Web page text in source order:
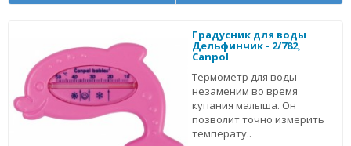
Градусник для воды
Дельфинчик - 2/782,
Canpol
Термометр для воды
незаменим во время
купания малыша. Он
позволит точно измерить
температу..